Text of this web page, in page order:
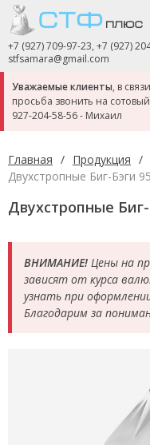
+7 (927) 709-97-23, +7 (927)
stfsamara@gmail.com
Уважаемые клиенты, в
просьба звонить на
927-204-58-56- Михаил
Главная / Продукция /
Двухстропные Биг-Бэги
Двухстропные
ВНИМАНИЕ! Цены на
зависят от курса
узнать при
Благодарим за